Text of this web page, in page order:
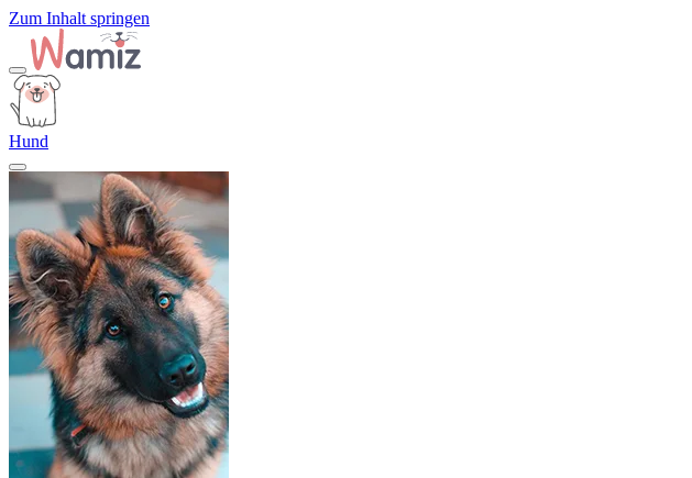
Zum Inhalt springen
Hund